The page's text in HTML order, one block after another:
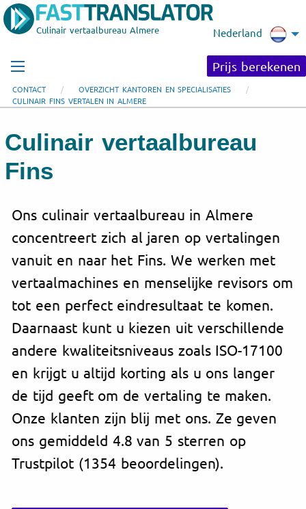
Culinair vertaalbureau Almere Nederland
Prijs berekenen
CONTACT
OVERZICHT KANTOREN EN SPECIALISATIES
CULINAIR FINS VERTALEN IN ALMERE
Culinair vertaalbureau
Fins
Ons culinair vertaalbureau in Almere
concentreert zich al jaren op vertalingen
vanuit en naar het Fins. We werken met
vertaalmachines en menselijke revisors om
tot een perfect eindresultaat te komen.
Daarnaast kunt u kiezen uit verschillende
andere kwaliteitsniveaus zoals ISO-17100
en krijgt u altijd korting als u ons langer
de tijd geeft om de vertaling te maken.
Onze klanten zijn blij met ons. Ze geven
ons gemiddeld 4.8 van 5 sterren op
Trustpilot (1354 beoordelingen).